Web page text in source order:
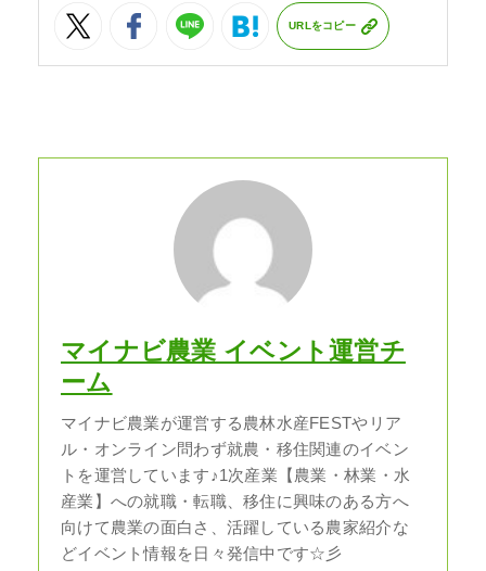
URLをコピー
マイナビ農業 イベント運営チ
ーム
マイナビ農業が運営する農林水産FESTやリア
ル・オンライン問わず就農・移住関連のイベン
トを運営しています♪1次産業【農業・林業・水
産業】への就職・転職、移住に興味のある方へ
向けて農業の面白さ、活躍している農家紹介な
どイベント情報を日々発信中です☆彡